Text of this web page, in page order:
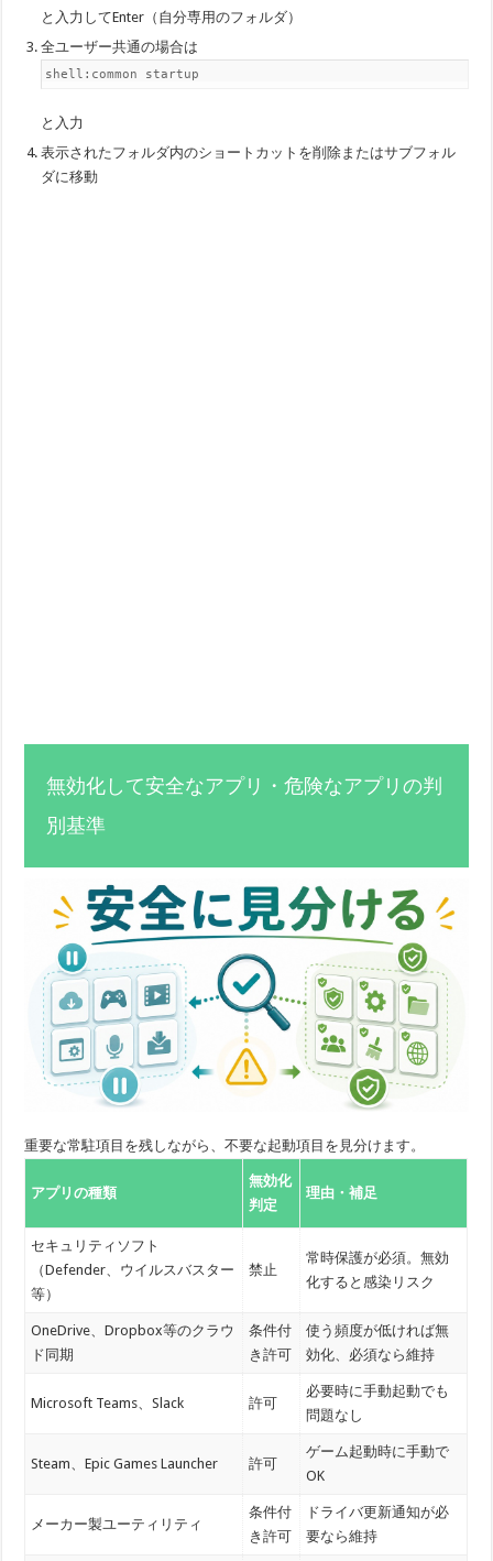
と入力してEnter（自分専用のフォルダ）
全ユーザー共通の場合は
shell:common startup
と入力
表示されたフォルダ内のショートカットを削除またはサブフォル
ダに移動
無効化して安全なアプリ・危険なアプリの判
別基準
重要な常駐項目を残しながら、不要な起動項目を見分けます。
アプリの種類
無効化
判定
理由・補足
セキュリティソフト
（Defender、ウイルスバスター
等）
禁止
常時保護が必須。無効
化すると感染リスク
OneDrive、Dropbox等のクラウ
ド同期
条件付
き許可
使う頻度が低ければ無
効化、必須なら維持
Microsoft Teams、Slack 許可
必要時に手動起動でも
問題なし
Steam、Epic Games Launcher 許可
ゲーム起動時に手動で
OK
メーカー製ユーティリティ
条件付
き許可
ドライバ更新通知が必
要なら維持